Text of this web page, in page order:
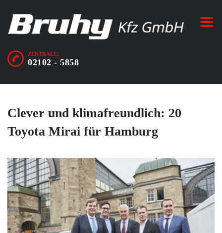
ZENTRALE:
02102 - 5858
Clever und klimafreundlich: 20
Toyota Mirai für Hamburg